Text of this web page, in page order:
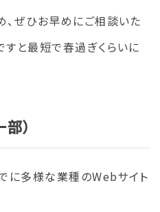
、ぜひお早めにご相談いた
すと最短で春過ぎくらいに
）
に多様な業種のWebサイト